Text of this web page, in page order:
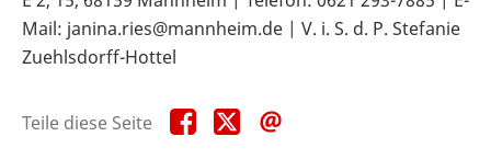
Mail: janina.ries@mannheim.de | V. i. S. d. P. Stefanie
Zuehlsdorff-Hottel
Teile diese Seite Teile
diese
Teile
diese